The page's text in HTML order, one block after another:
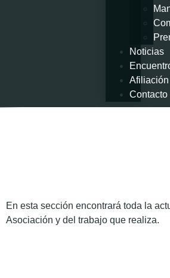
Noticias
Afiliación
Contacto
En esta sección encontrará toda la
Asociación y del trabajo que realiza.